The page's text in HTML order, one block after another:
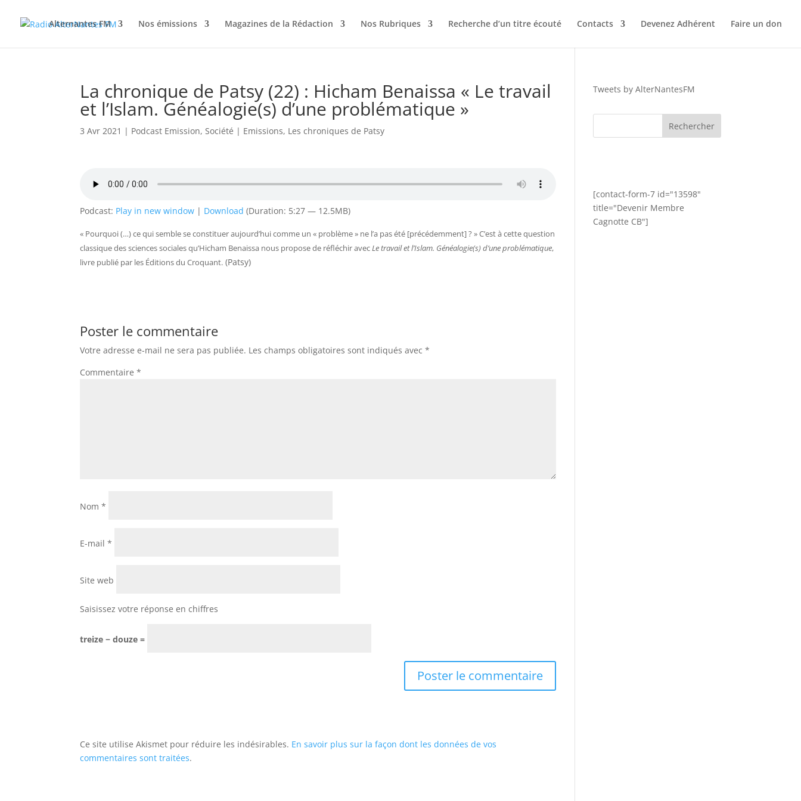
Alternantes FM Nos émissions Magazines de la Rédaction Nos Rubriques Recherche d’un titre écouté Contacts Devenez Adhérent Faire un don
La chronique de Patsy (22) : Hicham Benaissa « Le travail
et l’Islam. Généalogie(s) d’une problématique »
3 Avr 2021 | Podcast Emission,Société | Emissions, Les chroniques de Patsy
Podcast: Play in new window | Download (Duration: 5:27 — 12.5MB)
« Pourquoi (…) ce qui semble se constituer aujourd’hui comme un « problème » ne l’a pas été [précédemment] ? » C’est à cette question
classique des sciences sociales qu’Hicham Benaissa nous propose de réfléchir avecLe travail et l’Islam. Généalogie(s) d’une problématique,
livre publié par les Éditions du Croquant. (Patsy)
Poster le commentaire
Votre adresse e-mail ne sera pas publiée. Les champs obligatoires sont indiqués avec*
Commentaire*
Nom*
E-mail*
Site web
Saisissez votre réponse en chiffres
treize − douze =
Ce site utilise Akismet pour réduire les indésirables. En savoir plus sur la façon dont les données de vos
commentaires sont traitées.
Tweets by AlterNantesFM
[contact-form-7 id="13598"
title="Devenir Membre
Cagnotte CB"]